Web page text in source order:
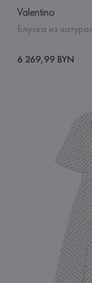
Valentino
Блузка из
6 269,99 BYN